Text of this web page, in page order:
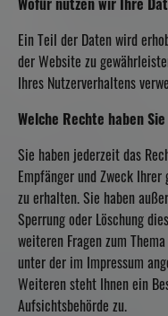
Wofür nutzen wir Ihre
Ein Teil der Daten wird
der Website zu
Ihres Nutzerverhaltens
Welche Rechte haben
Sie haben jederzeit das
Empfänger und Zweck Ihrer
zu erhalten. Sie haben
Sperrung oder Löschung
weiteren Fragen zum
unter der im Impressum
Weiteren steht Ihnen ein
Aufsichtsbehörde zu.